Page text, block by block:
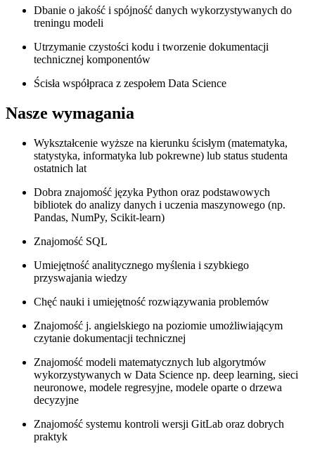
Dbanie o jakość i spójność danych wykorzystywanych do
treningu modeli
Utrzymanie czystości kodu i tworzenie dokumentacji
technicznej komponentów
Ścisła współpraca z zespołem Data Science
Nasze wymagania
Wykształcenie wyższe na kierunku ścisłym (matematyka,
statystyka, informatyka lub pokrewne) lub status studenta
ostatnich lat
Dobra znajomość języka Python oraz podstawowych
bibliotek do analizy danych i uczenia maszynowego (np.
Pandas, NumPy, Scikit-learn)
Znajomość SQL
Umiejętność analitycznego myślenia i szybkiego
przyswajania wiedzy
Chęć nauki i umiejętność rozwiązywania problemów
Znajomość j. angielskiego na poziomie umożliwiającym
czytanie dokumentacji technicznej
Znajomość modeli matematycznych lub algorytmów
wykorzystywanych w Data Science np. deep learning, sieci
neuronowe, modele regresyjne, modele oparte o drzewa
decyzyjne
Znajomość systemu kontroli wersji GitLab oraz dobrych
praktyk